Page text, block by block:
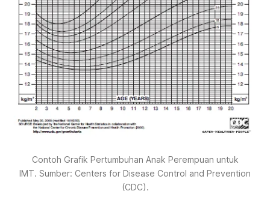
Contoh Grafik Pertumbuhan Anak Perempuan untuk
IMT. Sumber: Centers for Disease Control and Prevention
(CDC).